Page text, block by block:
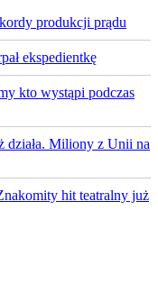
produkcji prądu
ekspedientkę
kto wystąpi podczas
działa. Miliony z Unii na
hit teatralny już